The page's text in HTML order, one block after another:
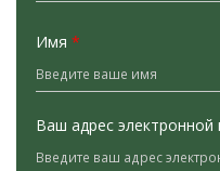
Имя *
Ваш адрес электронной